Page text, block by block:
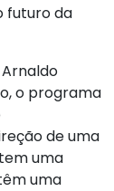
futuro da
o programa
de uma
uma
uma